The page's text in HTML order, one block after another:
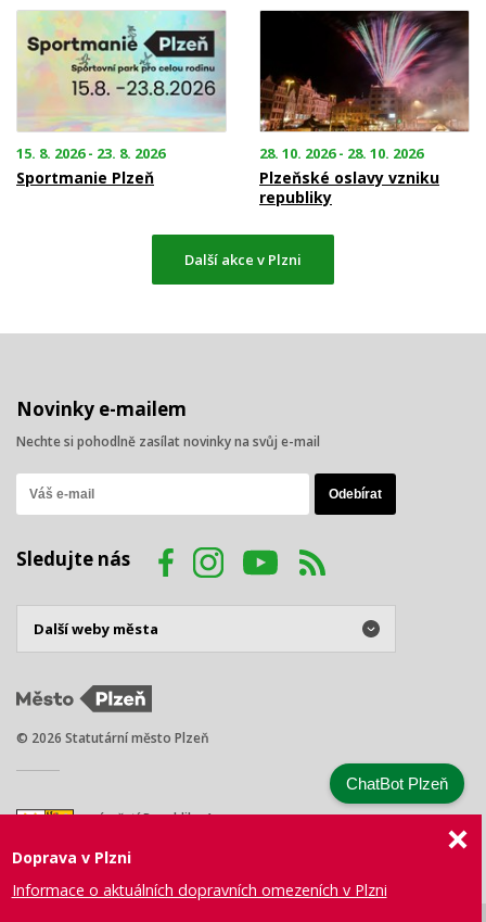
15. 8. 2026 - 23. 8. 2026
Sportmanie Plzeň
28. 10. 2026 - 28. 10. 2026
Plzeňské oslavy vzniku
republiky
Další akce v Plzni
Novinky e-mailem
Nechte si pohodlně zasílat novinky na svůj e-mail
Sledujte nás
© 2026 Statutární město Plzeň
náměstí Republiky 1
Tel.: +420 378 031 111
Doprava v Plzni
Informace o aktuálních dopravních omezeních v Plzni
ChatBot Plzeň